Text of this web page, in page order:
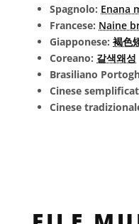
Spagnolo: Enana
Francese: Naine
Giapponese: 褐色
Coreano: 갈색왜성
Brasiliano
Cinese
Cinese